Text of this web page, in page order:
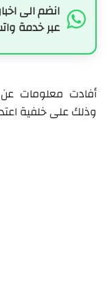
انضم الى
عبر خدمة
أفادت معلومات
وذلك على خلفية